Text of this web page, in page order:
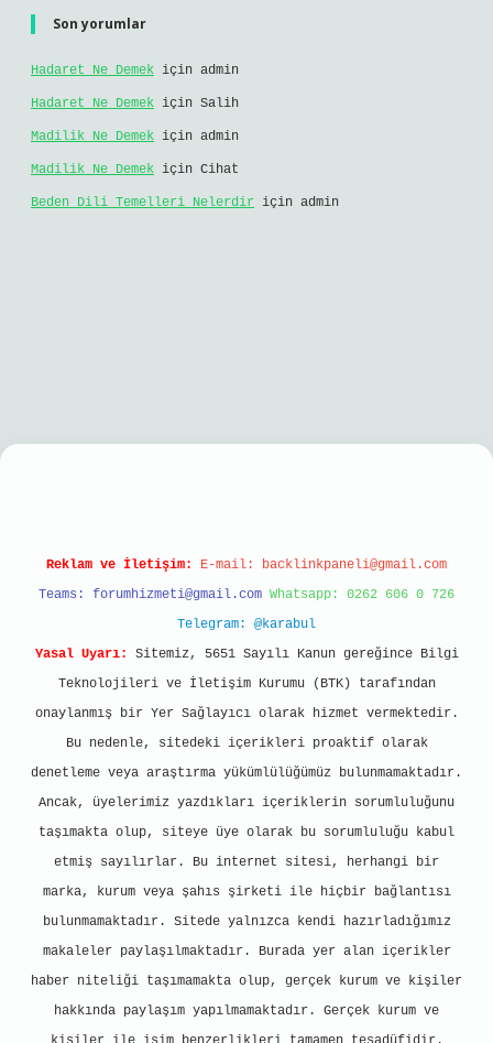
Son yorumlar
Hadaret Ne Demek için admin
Hadaret Ne Demek için Salih
Madilik Ne Demek için admin
Madilik Ne Demek için Cihat
Beden Dili Temelleri Nelerdir için admin
Reklam ve İletişim: E-mail: backlinkpaneli@gmail.com
Teams: forumhizmeti@gmail.com Whatsapp: 0262 606 0 726
Telegram: @karabul
Yasal Uyarı:
Sitemiz, 5651 Sayılı Kanun gereğince Bilgi
Teknolojileri ve İletişim Kurumu (BTK) tarafından
onaylanmış bir Yer Sağlayıcı olarak hizmet vermektedir.
Bu nedenle, sitedeki içerikleri proaktif olarak
denetleme veya araştırma yükümlülüğümüz bulunmamaktadır.
Ancak, üyelerimiz yazdıkları içeriklerin sorumluluğunu
taşımakta olup, siteye üye olarak bu sorumluluğu kabul
etmiş sayılırlar. Bu internet sitesi, herhangi bir
marka, kurum veya şahıs şirketi ile hiçbir bağlantısı
bulunmamaktadır. Sitede yalnızca kendi hazırladığımız
makaleler paylaşılmaktadır. Burada yer alan içerikler
haber niteliği taşımamakta olup, gerçek kurum ve kişiler
hakkında paylaşım yapılmamaktadır. Gerçek kurum ve